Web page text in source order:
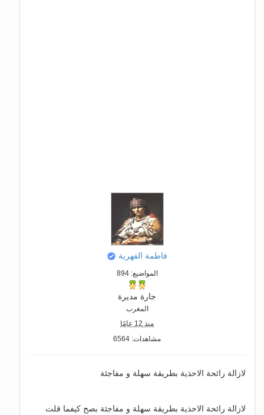
فاطمة الفهرية
المواضيع: 894
جارة مديرة
المغرب
منذ 12 عامًا
مشاهدات: 6564
لازالة رائحة الاحذية بطريقة سهلة و مفاجئة
لازالة رائحة الاحذية بطريقة سهلة و مفاجئة بصح كيفما قلت